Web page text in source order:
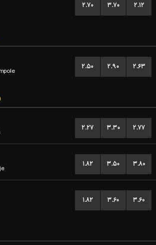
۲.۷۰ ۳.۷۰ ۲.۱۲
۲.۵۰ ۲.۹۰ ۲.۶۳
۲.۲۷ ۳.۳۰ ۲.۷۷
۱.۸۲ ۳.۵۰ ۳.۸۰
۱.۸۲ ۳.۶۰ ۳.۶۰